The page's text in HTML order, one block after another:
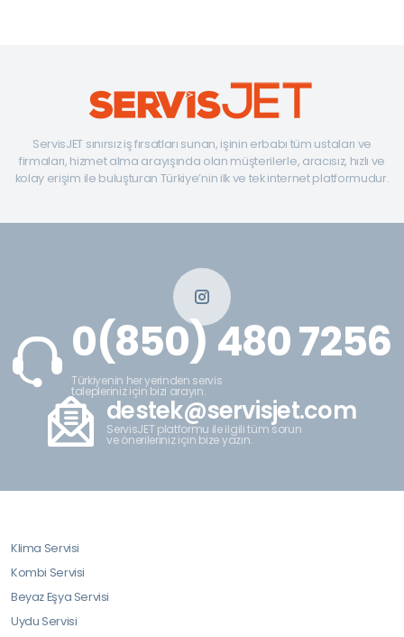
ServisJET sınırsız iş fırsatları sunan, işinin erbabı tüm ustaları ve
firmaları, hizmet alma arayışında olan müşterilerle, aracısız, hızlı ve
kolay erişim ile buluşturan Türkiye’nin ilk ve tek internet platformudur.
0(850) 480 7256
Türkiyenin her yerinden servis
talepleriniz için bizi arayın.
destek@servisjet.com
ServisJET platformu ile ilgili tüm sorun
ve önerileriniz için bize yazın.
Klima Servisi
Kombi Servisi
Beyaz Eşya Servisi
Uydu Servisi